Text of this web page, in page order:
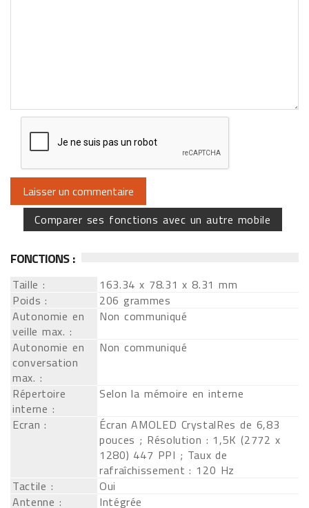
Comparer ses fonctions avec un autre mobile
FONCTIONS :
Taille :
163.34 x 78.31 x 8.31 mm
Poids :
206 grammes
Autonomie en
veille max. :
Non communiqué
Autonomie en
conversation
max. :
Non communiqué
Répertoire
interne :
Selon la mémoire en interne
Ecran :
Écran AMOLED CrystalRes de 6,83
pouces ; Résolution : 1,5K (2772 x
1280) 447 PPI ; Taux de
rafraîchissement : 120 Hz
Tactile :
Oui
Antenne :
Intégrée